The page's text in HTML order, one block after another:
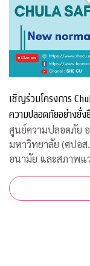
เชิญร่วมโครงการ
ความปลอดภัยอย่างยั่ง
ศูนย์ความปลอดภัย
มหาวิทยาลัย (ศปอส
อนามัย และสภาพแ
มหาวิทยาลัย และภ
New normal สู่วัฒน